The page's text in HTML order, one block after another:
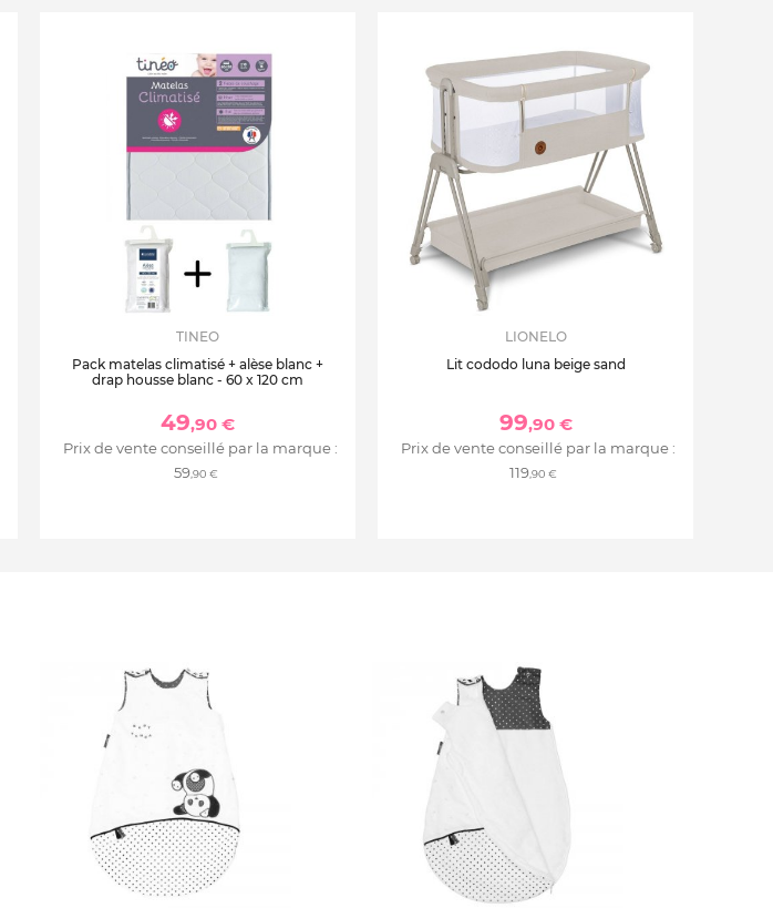
TINEO
Pack matelas climatisé + alèse blanc +
drap housse blanc - 60 x 120 cm
49,90 €
Prix de vente conseillé par la marque :
59,90 €
LIONELO
Lit cododo luna beige sand
99,90 €
Prix de vente conseillé par la marque :
119,90 €